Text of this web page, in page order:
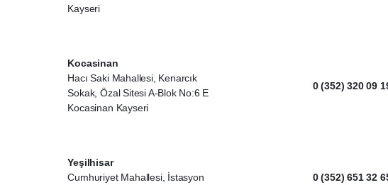
Kayseri
Kocasinan
Hacı Saki Mahallesi, Kenarcık
Sokak, Özal Sitesi A-Blok No:6 E
Kocasinan Kayseri
0 (352) 320 09
Yeşilhisar
Cumhuriyet Mahallesi, İstasyon
0 (352) 651 32